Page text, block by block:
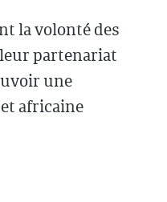
la volonté des
partenariat
une
africaine